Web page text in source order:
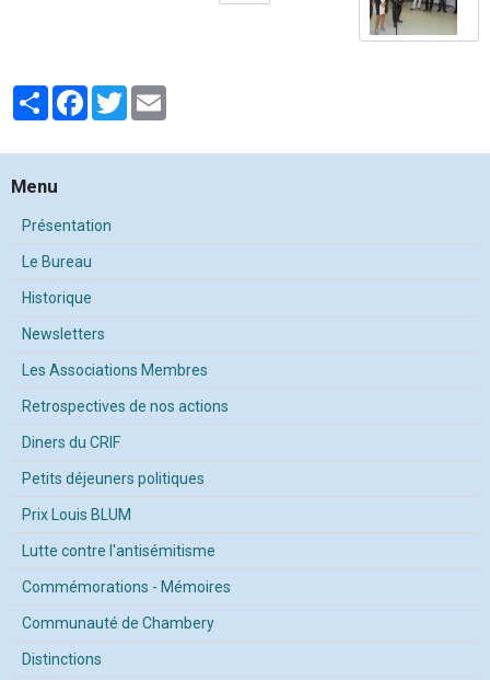
PartagerFacebook
Twitter
Menu
Présentation
Le Bureau
Historique
Newsletters
Les Associations Membres
Retrospectives de nos actions
Diners du CRIF
Petits déjeuners politiques
Prix Louis BLUM
Lutte contre l'antisémitisme
Commémorations - Mémoires
Communauté de Chambery
Distinctions